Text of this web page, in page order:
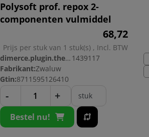
Polysoft prof. repox 2-
componenten vulmiddel
68,72
Prijs per stuk van 1 stuk(s) , Incl. BTW
dimerce.plugin.theme.productnr: 1439117
Fabrikant:Zwaluw
Gtin:8711595126410
- + stuk
Bestel nu!